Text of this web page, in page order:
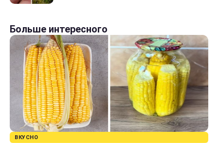
Больше интересного
ВКУСНО